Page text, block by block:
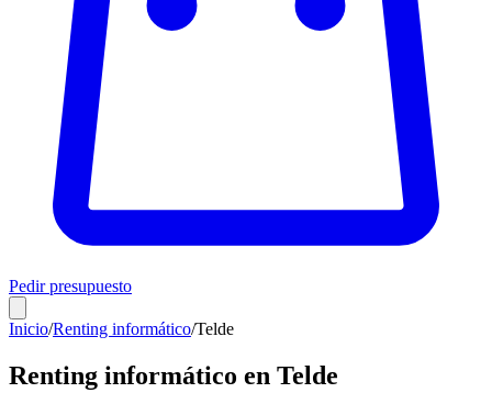
Pedir presupuesto
Inicio/Renting informático/Telde
Renting informático en Telde